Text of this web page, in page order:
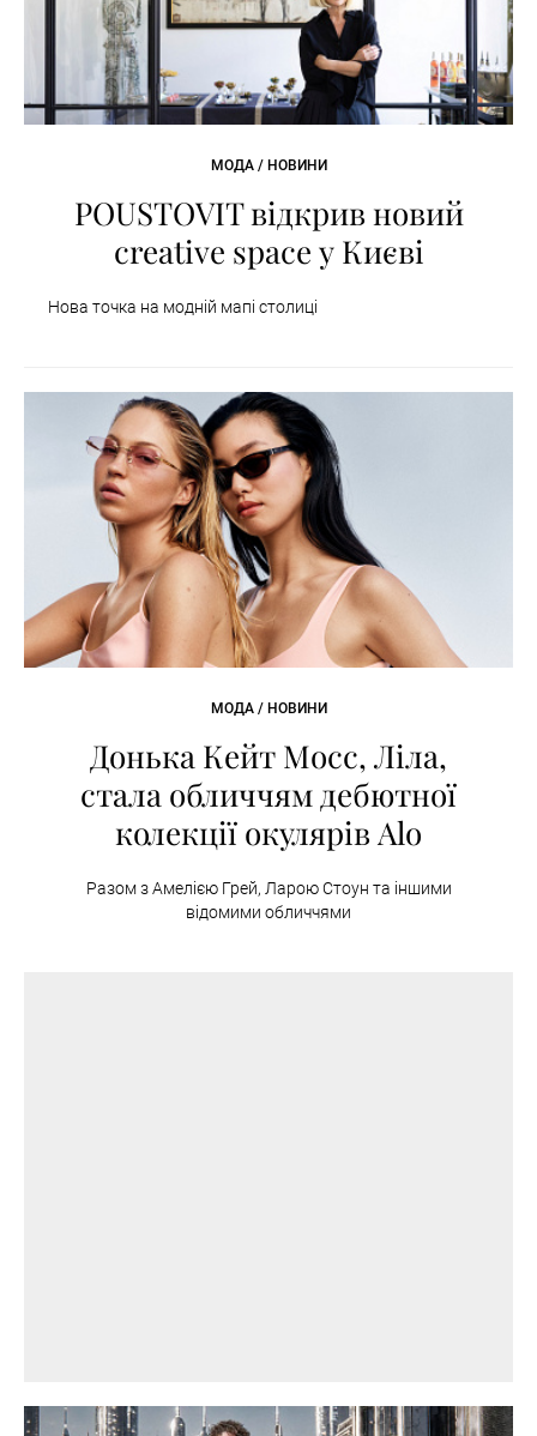
МОДА / НОВИНИ
POUSTOVIT відкрив новий
creative space у Києві
Нова точка на модній мапі столиці
МОДА / НОВИНИ
Донька Кейт Мосс, Ліла,
стала обличчям дебютної
колекції окулярів Alo
Разом з Амелією Грей, Ларою Стоун та іншими
відомими обличчями